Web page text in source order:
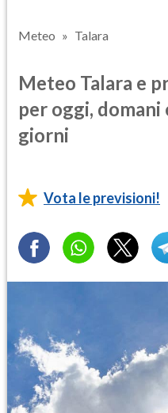
Meteo Talara
Meteo Talara e
per oggi, domani
giorni
Vota le previsioni!